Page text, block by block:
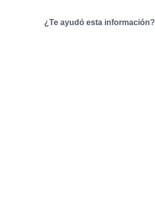
¿Te ayudó esta información?